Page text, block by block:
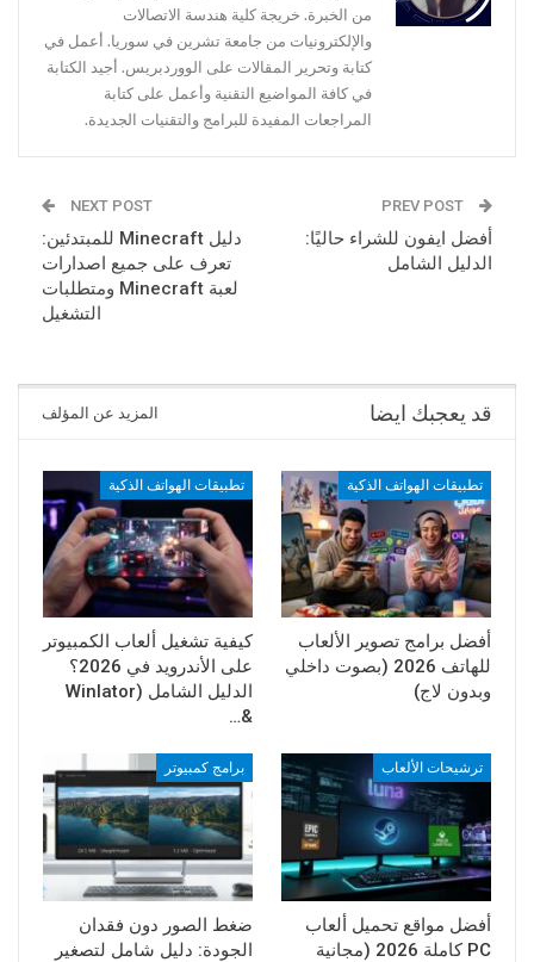
من الخبرة. خريجة كلية هندسة الاتصالات
والإلكترونيات من جامعة تشرين في سوريا. أعمل في
كتابة وتحرير المقالات على الووردبريس. أجيد الكتابة
في كافة المواضيع التقنية وأعمل على كتابة
المراجعات المفيدة للبرامج والتقنيات الجديدة.
أفضل ايفون للشراء حاليًا:
الدليل الشامل
NEXT POST
دليل Minecraft للمبتدئين:
تعرف على جميع اصدارات
لعبة Minecraft ومتطلبات
التشغيل
قد يعجبك ايضا المزيد عن المؤلف
تطبيقات الهواتف الذكية
أفضل برامج تصوير الألعاب
للهاتف 2026 (بصوت داخلي
وبدون لاج)
تطبيقات الهواتف الذكية
كيفية تشغيل ألعاب الكمبيوتر
على الأندرويد في 2026؟
الدليل الشامل (Winlator
&…
ترشيحات الألعاب
أفضل مواقع تحميل ألعاب
PC كاملة 2026 (مجانية
برامج كمبيوتر
ضغط الصور دون فقدان
الجودة: دليل شامل لتصغير